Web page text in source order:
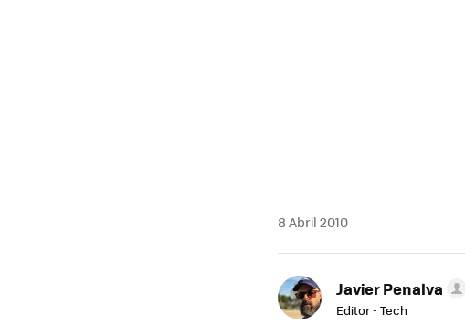
8 Abril 2010
Javier Penalva
Editor - Tech